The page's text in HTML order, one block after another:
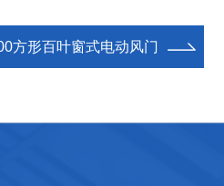
方形百叶窗式电动风门